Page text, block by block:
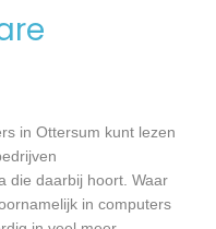
in Ottersum kunt lezen
die daarbij hoort. Waar
in computers